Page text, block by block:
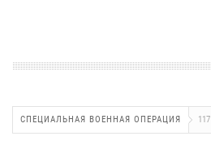
СПЕЦИАЛЬНАЯ ВОЕННАЯ ОПЕРАЦИЯ 117